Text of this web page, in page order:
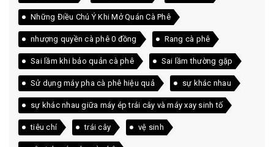
Những Điều Chú Ý Khi Mở Quán Cà Phê
nhượng quyền cà phê 0 đồng Rang cà phê
Sai lầm khi bảo quản cà phê Sai lầm thường gặp
Sử dụng máy pha cà phê hiệu quả sự khác nhau
sự khác nhau giữa máy ép trái cây và máy xay sinh tố
tiêu chí trái cây vệ sinh